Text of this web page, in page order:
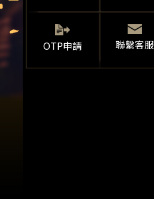
OTP申請 聯繫客服